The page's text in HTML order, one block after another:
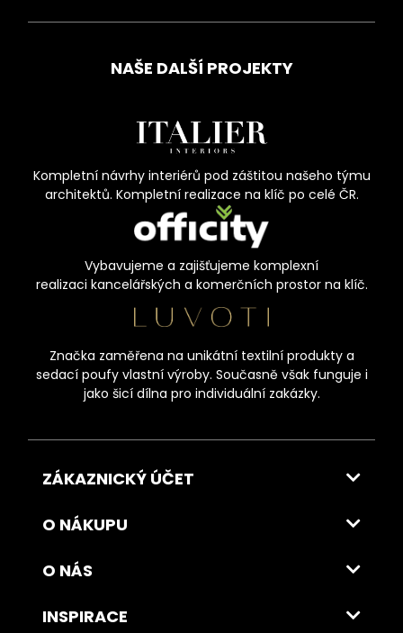
NAŠE DALŠÍ PROJEKTY
Kompletní návrhy interiérů pod záštitou našeho týmu
architektů. Kompletní realizace na klíč po celé ČR.
Vybavujeme a zajišťujeme komplexní
realizaci kancelářských a komerčních prostor na klíč.
Značka zaměřena na unikátní textilní produkty a
sedací poufy vlastní výroby. Současně však funguje i
jako šicí dílna pro individuální zakázky.
ZÁKAZNICKÝ ÚČET
O NÁKUPU
O NÁS
INSPIRACE